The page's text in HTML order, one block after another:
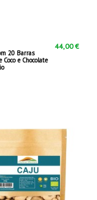
20 Barras
Coco e Chocolate
44,00 €